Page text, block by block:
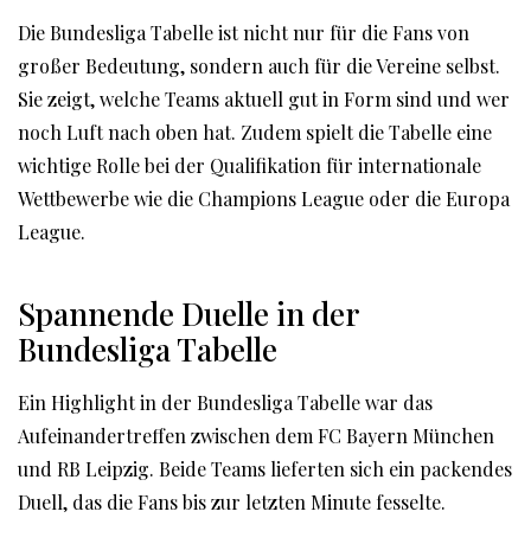
Die Bundesliga Tabelle ist nicht nur für die Fans von
großer Bedeutung, sondern auch für die Vereine selbst.
Sie zeigt, welche Teams aktuell gut in Form sind und wer
noch Luft nach oben hat. Zudem spielt die Tabelle eine
wichtige Rolle bei der Qualifikation für internationale
Wettbewerbe wie die Champions League oder die Europa
League.
Spannende Duelle in der
Bundesliga Tabelle
Ein Highlight in der Bundesliga Tabelle war das
Aufeinandertreffen zwischen dem FC Bayern München
und RB Leipzig. Beide Teams lieferten sich ein packendes
Duell, das die Fans bis zur letzten Minute fesselte.